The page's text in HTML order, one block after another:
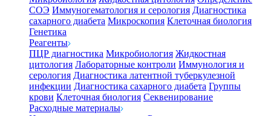
СОЭ Иммуногематология и серология Диагностика
сахарного диабета Микроскопия Клеточная биология
Генетика
Реагенты
ПЦР диагностика Микробиология Жидкостная
цитология Лабораторные контроли Иммунология и
серология Диагностика латентной туберкулезной
инфекции Диагностика сахарного диабета Группы
крови Клеточная биология Секвенирование
Расходные материалы